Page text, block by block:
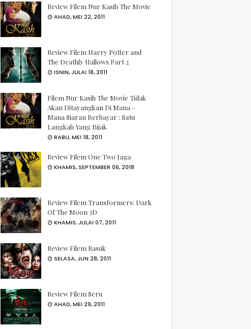
Review Filem Nur Kasih The Movie
AHAD, MEI 22, 2011
Review Filem Harry Potter and
The Deathly Hallows Part 2
ISNIN, JULAI 18, 2011
Filem Nur Kasih The Movie Tidak
Akan Ditayangkan Di Mana -
Mana Siaran Berbayar : Satu
Langkah Yang Bijak
RABU, MEI 18, 2011
Review Filem One Two Jaga
KHAMIS, SEPTEMBER 06, 2018
Review Filem Transformers: Dark
Of The Moon 3D
KHAMIS, JULAI 07, 2011
Review Filem Rasuk
SELASA, JUN 28, 2011
Review Filem Seru
AHAD, MEI 29, 2011